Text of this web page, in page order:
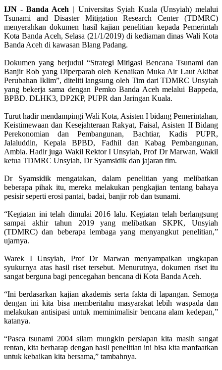
IJN - Banda Aceh | Universitas Syiah Kuala (Unsyiah) melalui
Tsunami and Disaster Mitigation Research Center (TDMRC)
menyerahkan dokumen hasil kajian penelitian kepada Pemerintah
Kota Banda Aceh, Selasa (21/1/2019) di kediaman dinas Wali Kota
Banda Aceh di kawasan Blang Padang.
Dokumen yang berjudul “Strategi Mitigasi Bencana Tsunami dan
Banjir Rob yang Diperparah oleh Kenaikan Muka Air Laut Akibat
Perubahan Iklim”, diteliti langsung oleh Tim dari TDMRC Unsyiah
yang bekerja sama dengan Pemko Banda Aceh melalui Bappeda,
BPBD. DLHK3, DP2KP, PUPR dan Jaringan Kuala.
Turut hadir mendampingi Wali Kota, Asisten I bidang Pemerintahan,
Keistimewaan dan Kesejahteraan Rakyat, Faisal, Asisten II Bidang
Perekonomian dan Pembangunan, Bachtiar, Kadis PUPR,
Jalaluddin, Kepala BPBD, Fadhil dan Kabag Pembangunan,
Ambia. Hadir juga Wakil Rektor I Unsyiah, Prof Dr Marwan, Wakil
ketua TDMRC Unsyiah, Dr Syamsidik dan jajaran tim.
Dr Syamsidik mengatakan, dalam penelitian yang melibatkan
beberapa pihak itu, mereka melakukan pengkajian tentang bahaya
pesisir seperti erosi pantai, badai, banjir rob dan tsunami.
“Kegiatan ini telah dimulai 2016 lalu. Kegiatan telah berlangsung
sampai akhir tahun 2019 yang melibatkan SKPK, Unsyiah
(TDMRC) dan beberapa lembaga yang menyangkut penelitian,”
ujarnya.
Warek I Unsyiah, Prof Dr Marwan menyampaikan ungkapan
syukurnya atas hasil riset tersebut. Menurutnya, dokumen riset itu
sangat berguna bagi pencegahan bencana di Kota Banda Aceh.
“Ini berdasarkan kajian akademis serta fakta di lapangan. Semoga
dengan ini kita bisa memberitahu masyarakat lebih waspada dan
melakukan antisipasi untuk meminimalisir bencana alam kedepan,”
katanya.
“Pasca tsunami 2004 silam mungkin persiapan kita masih sangat
rentan, kita berharap dengan hasil penelitian ini bisa kita manfaatkan
untuk kebaikan kita bersama,” tambahnya.